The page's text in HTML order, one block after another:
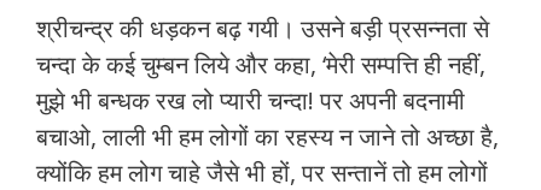
श्रीचन्द्र की धड़कन बढ़ गयी। उसने बड़ी प्रसन्नता से
चन्दा के कई चुम्बन लिये और कहा, ‘मेरी सम्पत्ति ही नहीं,
मुझे भी बन्धक रख लो प्यारी चन्दा! पर अपनी बदनामी
बचाओ, लाली भी हम लोगों का रहस्य न जाने तो अच्छा है,
क्योंकि हम लोग चाहे जैसे भी हों, पर सन्तानें तो हम लोगों